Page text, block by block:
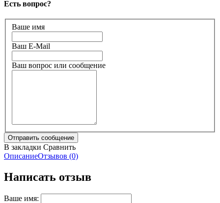
Есть вопрос?
Ваше имя
Ваш E-Mail
Ваш вопрос или сообщение
В закладки Сравнить
ОписаниеОтзывов (0)
Написать отзыв
Ваше имя: